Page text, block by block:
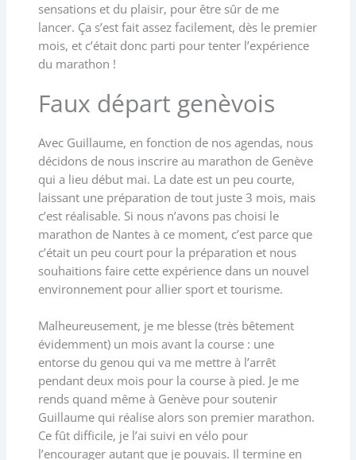
sensations et du plaisir, pour être sûr de me
lancer. Ça s’est fait assez facilement, dès le premier
mois, et c’était donc parti pour tenter l’expérience
du marathon !
Faux départ genèvois
Avec Guillaume, en fonction de nos agendas, nous
décidons de nous inscrire au marathon de Genève
qui a lieu début mai. La date est un peu courte,
laissant une préparation de tout juste 3 mois, mais
c’est réalisable. Si nous n’avons pas choisi le
marathon de Nantes à ce moment, c’est parce que
c’était un peu court pour la préparation et nous
souhaitions faire cette expérience dans un nouvel
environnement pour allier sport et tourisme.
Malheureusement, je me blesse (très bêtement
évidemment) un mois avant la course : une
entorse du genou qui va me mettre à l’arrêt
pendant deux mois pour la course à pied. Je me
rends quand même à Genève pour soutenir
Guillaume qui réalise alors son premier marathon.
Ce fût difficile, je l’ai suivi en vélo pour
l’encourager autant que je pouvais. Il termine en